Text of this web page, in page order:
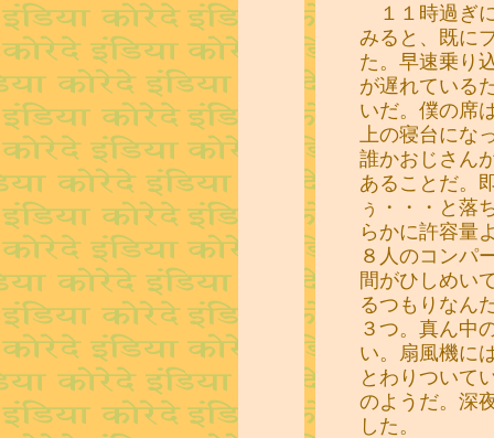
１１時過ぎ
みると、既に
た。早速乗り
が遅れている
いだ。僕の席
上の寝台にな
誰かおじさん
あることだ。
ぅ・・・と落
らかに許容量
８人のコンパ
間がひしめい
るつもりなん
３つ。真ん中
い。扇風機に
とわりついて
のようだ。深
した。